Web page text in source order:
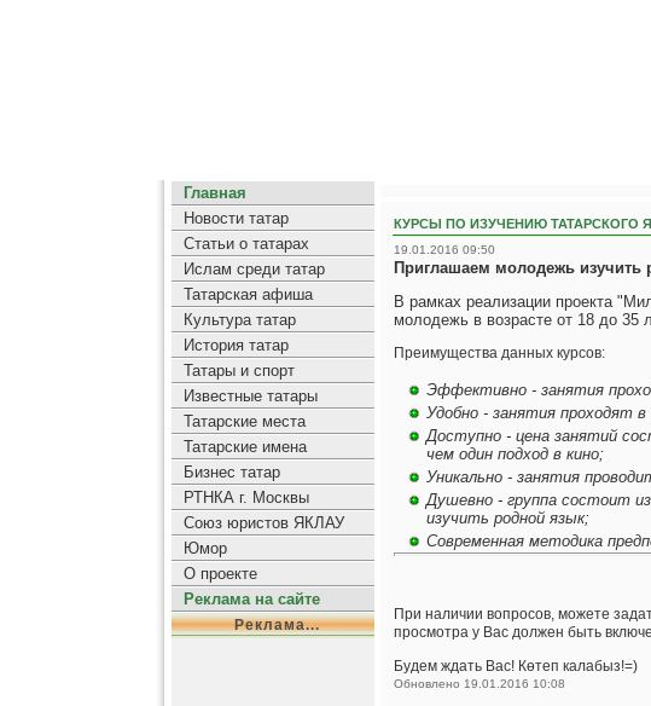
Главная
Новости татар
Статьи о татарах
Ислам среди татар
Татарская афиша
Культура татар
История татар
Татары и спорт
Известные татары
Татарские места
Татарские имена
Бизнес татар
РТНКА г. Москвы
Союз юристов ЯКЛАУ
Юмор
О проекте
Реклама на сайте
Реклама...
КУРСЫ ПО ИЗУЧЕНИЮ ТАТАРСКОГО
19.01.2016 09:50
Приглашаем молодежь изучить
В рамках реализации проекта
молодежь в возрасте от 18 до 35
Преимущества данных курсов:
Эффективно - занятия
Удобно - занятия проходят
Доступно - цена занятий
чем один подход в кино;
Уникально - занятия
Душевно - группа состоит
изучить родной язык;
Современная методика
При наличии вопросов, можете
просмотра у Вас должен быть
Будем ждать Вас! Көтеп калабыз!=)
Обновлено 19.01.2016 10:08